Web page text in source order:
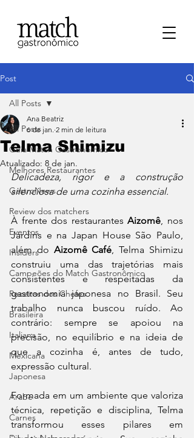
Post
All Posts
⁠Guia Match Gastronômico
Melhores Restaurantes
⁠GastroNews
Review dos matchers
Eventos
⁠Insiders
Campeões do Match Gastronômico
Receitas dos Chefes
Brasileira
Italiana
Mexicana
Japonesa
Arabe
Carnes
All Posts
Telma Shimizu
Ana Beatriz
6 de jan. 2 min de leitura
Atualizado: 8 de jan.
Delicadeza, rigor e a construção
silenciosa de uma cozinha essencial.
À frente dos restaurantes Aizomê, nos
Jardins e na Japan House São Paulo,
além do Aizomê Café, Telma Shimizu
construiu uma das trajetórias mais
consistentes e respeitadas da
gastronomia japonesa no Brasil. Seu
trabalho nunca buscou ruído. Ao
contrário: sempre se apoiou na
precisão, no equilíbrio e na ideia de
que a cozinha é, antes de tudo,
expressão cultural.
Formada em um ambiente que valoriza
técnica, repetição e disciplina, Telma
transformou esses pilares em